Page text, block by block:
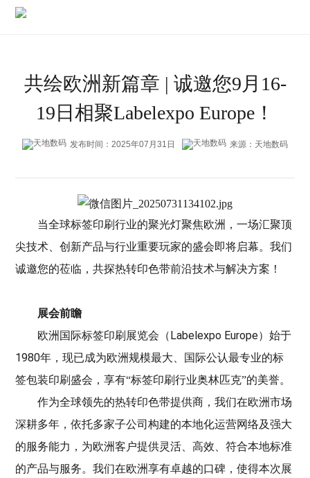
共绘欧洲新篇章 | 诚邀您9月16-
19日相聚Labelexpo Europe！
发布时间：2025年07月31日 来源：天地数码
当全球标签印刷行业的聚光灯聚焦欧洲，一场汇聚顶
尖技术、创新产品与行业重要玩家的盛会即将启幕。我们
诚邀您的莅临，共探热转印色带前沿技术与解决方案！
展会前瞻
欧洲国际标签印刷展览会（Labelexpo Europe）始于
1980年，现已成为欧洲规模最大、国际公认最专业的标
签包装印刷盛会，享有“标签印刷行业奥林匹克”的美誉。
作为全球领先的热转印色带提供商，我们在欧洲市场
深耕多年，依托多家子公司构建的本地化运营网络及强大
的服务能力，为欧洲客户提供灵活、高效、符合本地标准
的产品与服务。我们在欧洲享有卓越的口碑，使得本次展